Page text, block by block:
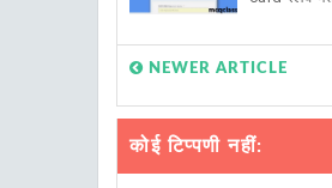
NEWER ARTICLE
कोई टिप्पणी नहीं: